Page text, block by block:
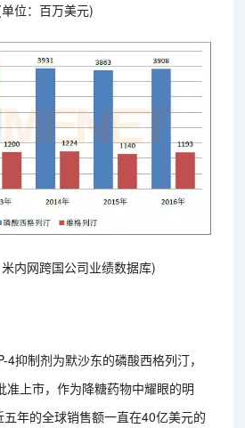
位：百万美元)
内网跨国公司业绩数据库)
4抑制剂为默沙东的磷酸西格列汀，
准上市，作为降糖药物中耀眼的明
年的全球销售额一直在40亿美元的